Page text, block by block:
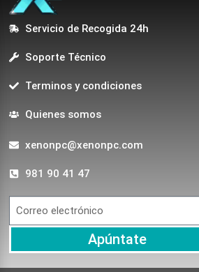
Servicio de Recogida 24h
Soporte Técnico
Terminos y condiciones
Quienes somos
xenonpc@xenonpc.com
981 90 41 47
Apúntate